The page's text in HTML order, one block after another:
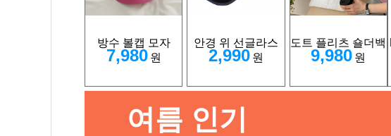
방수 볼캡 모자
7,980 원
안경 위 선글라스
2,990 원
도트 플리츠 숄더백
9,980 원
여름 인기